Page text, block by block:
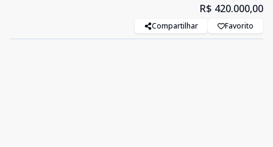
R$ 420.000,00
Compartilhar Favorito